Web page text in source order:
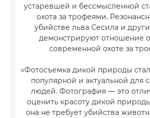
устаревшей и бессмысленной
охота за трофеями.
убийстве льва Сесила и
демонстрируют отношение
современной охоте за
«Фотосъемка дикой природы
популярной и актуальной для
людей. Фотография — это
оценить красоту дикой
она не требует убийства